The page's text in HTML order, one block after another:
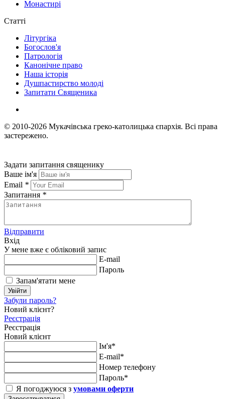
Монастирі
Статті
Літургіка
Богослов'я
Патрологія
Канонічне право
Наша історія
Душпастирство молоді
Запитати Священика
© 2010-2026 Мукачівська греко-католицька єпархія. Всі права
застережено.
Задати запитання священику
Ваше ім'я
Email *
Запитання *
Відправити
Вхід
У мене вже є обліковий запис
E-mail
Пароль
Запам'ятати мене
Увійти
Забули пароль?
Новий клієнт?
Реєстрація
Реєстрація
Новий клієнт
Ім'я*
E-mail*
Номер телефону
Пароль*
Я погоджуюся з умовами оферти